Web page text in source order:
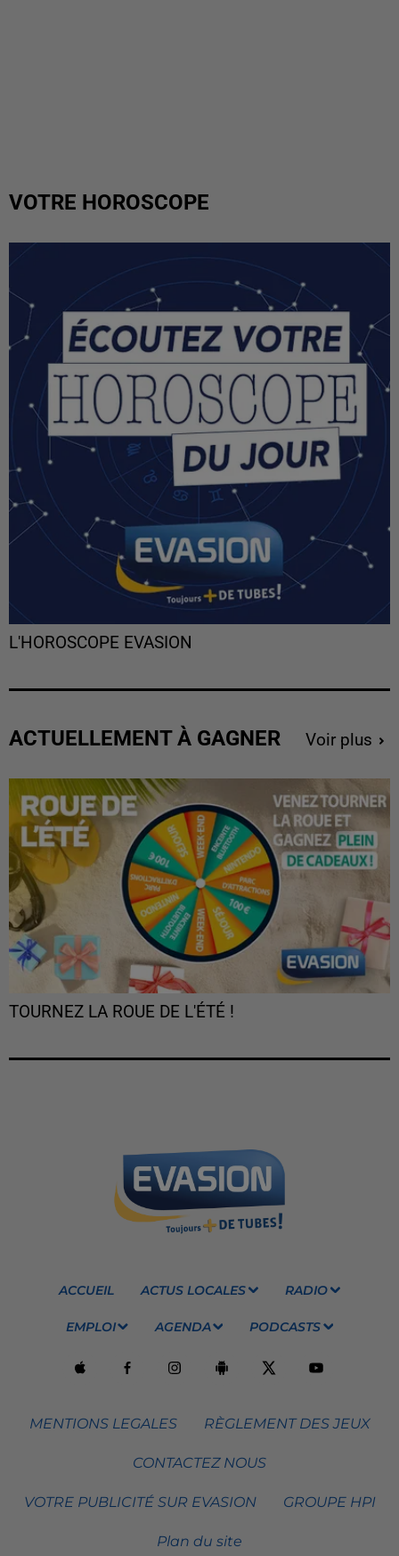
VOTRE HOROSCOPE
L'HOROSCOPE EVASION
ACTUELLEMENT À GAGNER Voir plus
TOURNEZ LA ROUE DE L'ÉTÉ !
ACCUEIL ACTUS LOCALES RADIO
EMPLOI AGENDA PODCASTS
MENTIONS LEGALES RÈGLEMENT DES JEUX
CONTACTEZ NOUS
VOTRE PUBLICITÉ SUR EVASION GROUPE HPI
Plan du site